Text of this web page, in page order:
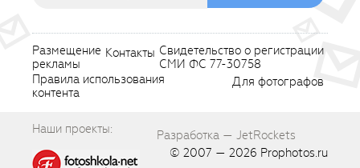
Размещение
рекламы
Контакты Свидетельство о регистрации
СМИ ФС 77-30758
Правила использования
контента
Для фотографов
Наши проекты:
Разработка — JetRockets
© 2007 — 2026 Prophotos.ru